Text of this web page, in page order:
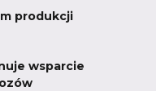
produkcji
wsparcie